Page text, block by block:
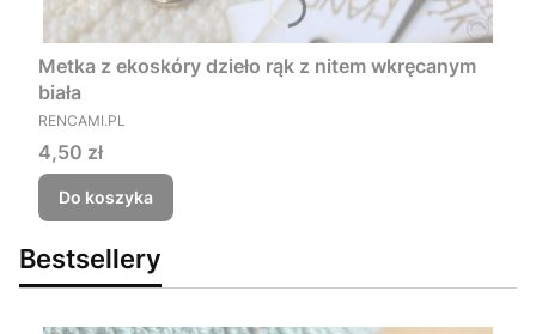
Metka z ekoskóry dzieło rąk z nitem wkręcanym
biała
PRODUCENT
RENCAMI.PL
Cena
4,50 zł
Do koszyka
Bestsellery